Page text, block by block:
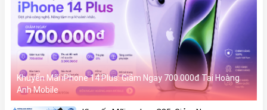
Khuyến Mãi iPhone 14 Plus: Giảm Ngay 700.000đ Tại Hoàng
Anh Mobile